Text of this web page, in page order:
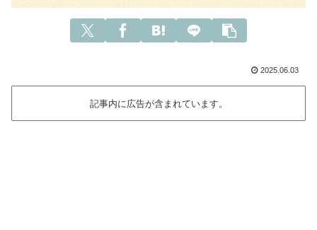
2025.06.03
記事内に広告が含まれています。